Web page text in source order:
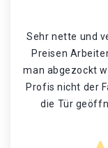
Sehr nette und
Preisen
man abgezockt
Profis nicht der
die Tür